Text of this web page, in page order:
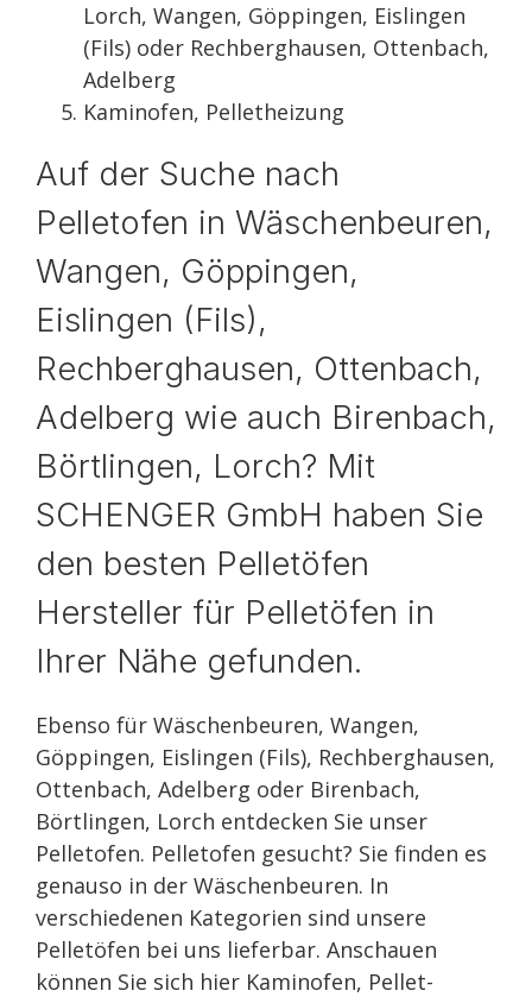
Lorch, Wangen, Göppingen, Eislingen
(Fils) oder Rechberghausen, Ottenbach,
Adelberg
Kaminofen, Pelletheizung
Auf der Suche nach
Pelletofen in Wäschenbeuren,
Wangen, Göppingen,
Eislingen (Fils),
Rechberghausen, Ottenbach,
Adelberg wie auch Birenbach,
Börtlingen, Lorch? Mit
SCHENGER GmbH haben Sie
den besten Pelletöfen
Hersteller für Pelletöfen in
Ihrer Nähe gefunden.
Ebenso für Wäschenbeuren, Wangen,
Göppingen, Eislingen (Fils), Rechberghausen,
Ottenbach, Adelberg oder Birenbach,
Börtlingen, Lorch entdecken Sie unser
Pelletofen. Pelletofen gesucht? Sie finden es
genauso in der Wäschenbeuren. In
verschiedenen Kategorien sind unsere
Pelletöfen bei uns lieferbar. Anschauen
können Sie sich hier Kaminofen, Pellet-